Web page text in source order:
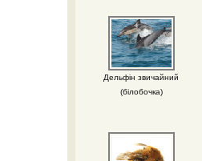
Дельфін звичайний
(білобочка)